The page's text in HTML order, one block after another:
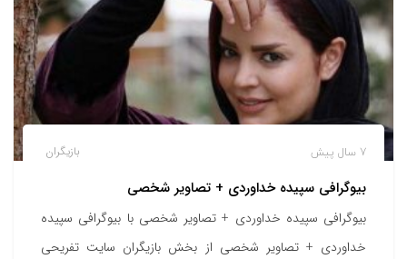
بازیگران 7 سال پیش
بیوگرافی سپیده خداوردی + تصاویر شخصی
بیوگرافی سپیده خداوردی + تصاویر شخصی با بیوگرافی سپیده
خداوردی + تصاویر شخصی از بخش بازیگران سایت تفریحی